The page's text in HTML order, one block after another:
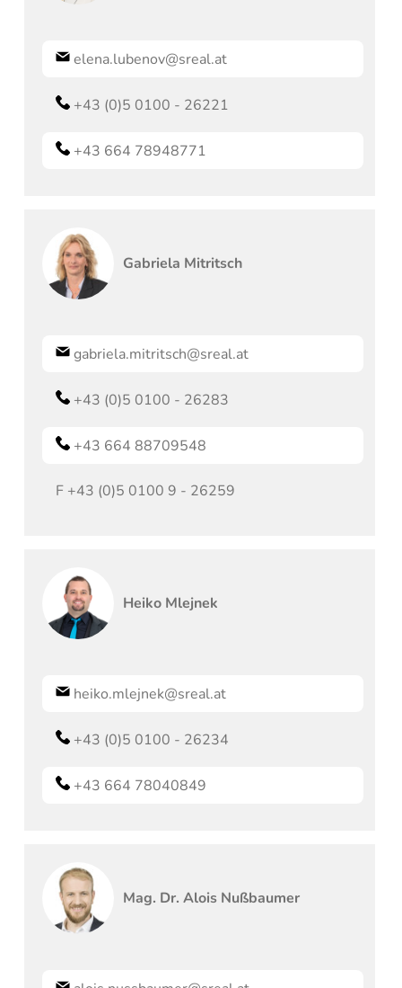
elena.lubenov@sreal.at
+43 (0)5 0100 - 26221
+43 664 78948771
Gabriela Mitritsch
gabriela.mitritsch@sreal.at
+43 (0)5 0100 - 26283
+43 664 88709548
F +43 (0)5 0100 9 - 26259
Heiko Mlejnek
heiko.mlejnek@sreal.at
+43 (0)5 0100 - 26234
+43 664 78040849
Mag. Dr. Alois Nußbaumer